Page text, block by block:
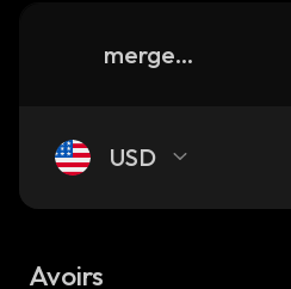
merge-token
USD
Avoirs